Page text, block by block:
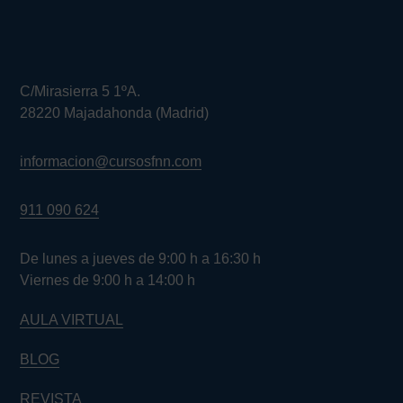
C/Mirasierra 5 1ºA.
28220 Majadahonda (Madrid)
informacion@cursosfnn.com
911 090 624
De lunes a jueves de 9:00 h a 16:30 h
Viernes de 9:00 h a 14:00 h
AULA VIRTUAL
BLOG
REVISTA